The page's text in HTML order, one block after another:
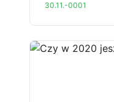
30.11.-0001